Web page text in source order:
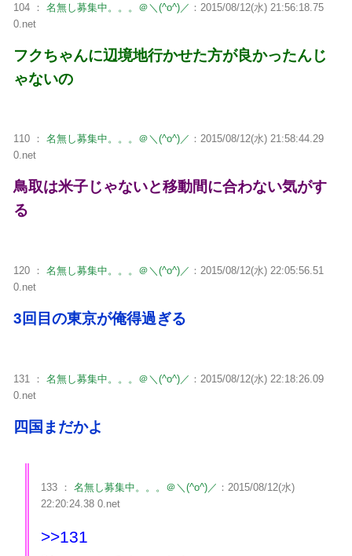
104 ： 名無し募集中。。。＠＼(^o^)／ ：2015/08/12(水) 21:56:18.75
0.net
フクちゃんに辺境地行かせた方が良かったんじ
ゃないの
110 ： 名無し募集中。。。＠＼(^o^)／ ：2015/08/12(水) 21:58:44.29
0.net
鳥取は米子じゃないと移動間に合わない気がす
る
120 ： 名無し募集中。。。＠＼(^o^)／ ：2015/08/12(水) 22:05:56.51
0.net
3回目の東京が俺得過ぎる
131 ： 名無し募集中。。。＠＼(^o^)／ ：2015/08/12(水) 22:18:26.09
0.net
四国まだかよ
133 ： 名無し募集中。。。＠＼(^o^)／ ：2015/08/12(水)
22:20:24.38 0.net
>>131